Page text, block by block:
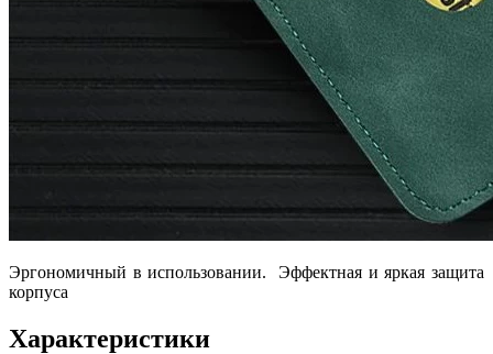
Эргономичный в использовании. Эффектная и яркая защита
корпуса
Характеристики